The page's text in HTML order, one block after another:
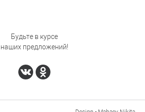
Будьте в курсе
наших предложений!